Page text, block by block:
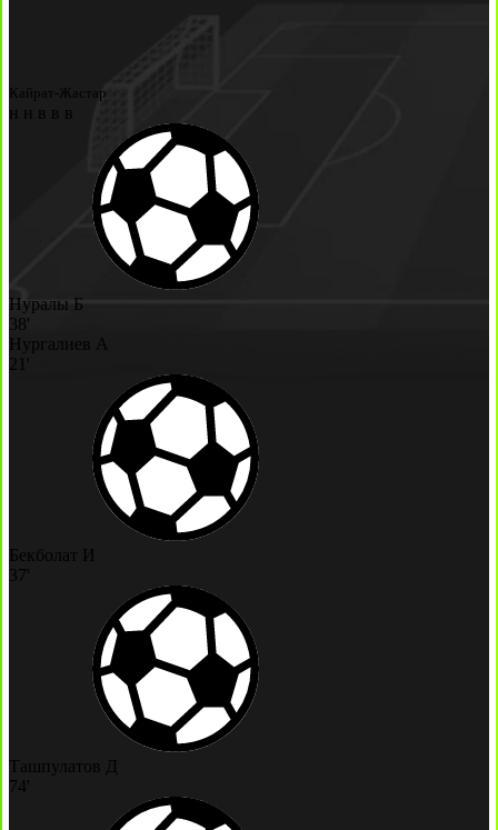
Кайрат-Жастар
н н в в в
Нуралы Б
38'
Нургалиев А
21'
Бекболат И
37'
Ташпулатов Д
74'